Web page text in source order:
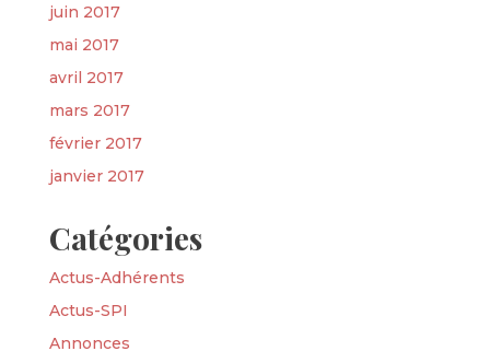
juin 2017
mai 2017
avril 2017
mars 2017
février 2017
janvier 2017
Catégories
Actus-Adhérents
Actus-SPI
Annonces